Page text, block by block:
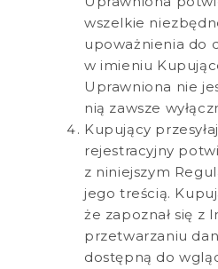
wszelkie
upoważnienia do
w imieniu
Uprawniona nie
nią zawsze
Kupujący
rejestracyjny
z niniejszym
jego treścią.
że zapoznał się z
przetwarzaniu
dostępną do